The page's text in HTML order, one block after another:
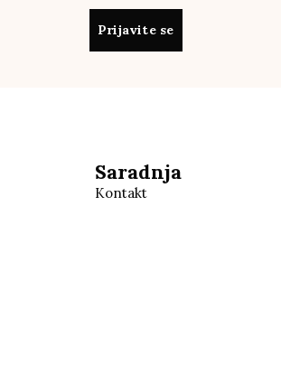
Prijavite se
Saradnja
Kontakt